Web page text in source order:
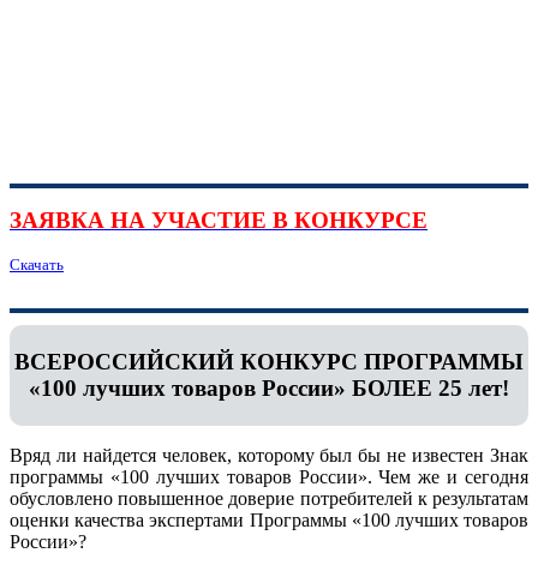
ЗАЯВКА НА УЧАСТИЕ В КОНКУРСЕ
Скачать
ВСЕРОССИЙСКИЙ КОНКУРС ПРОГРАММЫ
«100 лучших товаров России» БОЛЕЕ 25 лет!
Вряд ли найдется человек, которому был бы не известен Знак
программы «100 лучших товаров России». Чем же и сегодня
обусловлено повышенное доверие потребителей к результатам
оценки качества экспертами Программы «100 лучших товаров
России»?